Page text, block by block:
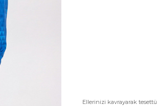
Ellerinizi kavrayarak